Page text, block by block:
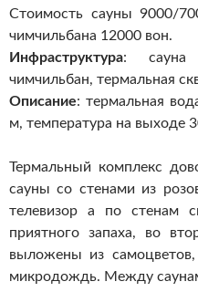
Стоимость сауны 9000/
чимчильбана 12000 вон.
Инфраструктура: сауна
чимчильбан, термальная
Описание: термальная
м, температура на выходе
Термальный комплекс
сауны со стенами из
телевизор а по стенам
приятного запаха, во
выложены из
микродождь. Между